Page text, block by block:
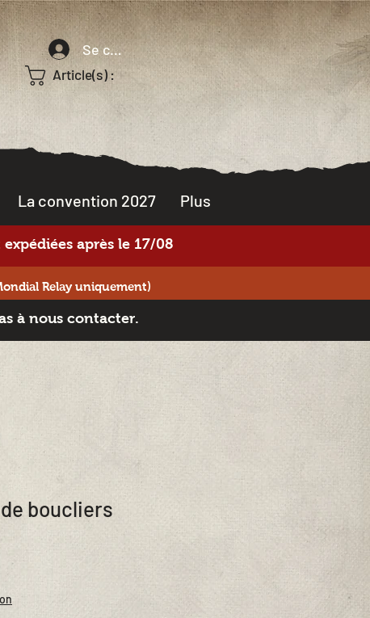
Se connecter
Article(s) :
La convention 2027 Plus
après le 17/08
Relay uniquement)
à nous contacter.
boucliers